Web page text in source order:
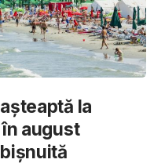
la
august